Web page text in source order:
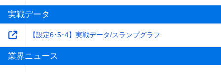
実戦データ
【設定6･5･4】実戦データ/スランプグラフ
業界ニュース